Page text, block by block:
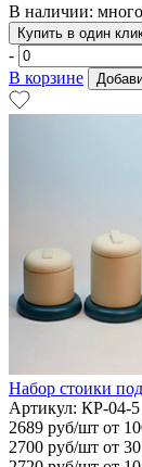
В наличии: много
Купить в один
-
В корзине
Набор стоики
Артикул: КР-04-5
2689 руб/шт от
2700 руб/шт от